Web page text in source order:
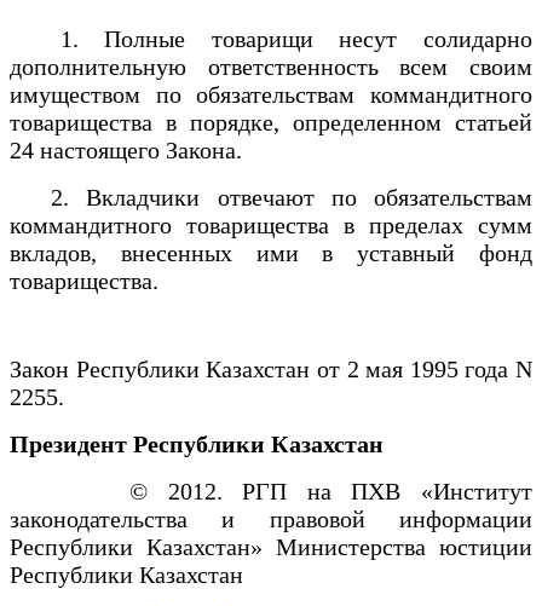
1. Полные товарищи несут солидарно
дополнительную ответственность всем своим
имуществом по обязательствам коммандитного
товарищества в порядке, определенном статьей
24 настоящего Закона.
2. Вкладчики отвечают по обязательствам
коммандитного товарищества в пределах сумм
вкладов, внесенных ими в уставный фонд
товарищества.
Закон Республики Казахстан от 2 мая 1995 года N
2255.
Президент Республики Казахстан
© 2012. РГП на ПХВ «Институт
законодательства и правовой информации
Республики Казахстан» Министерства юстиции
Республики Казахстан